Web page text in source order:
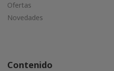
Ofertas
Novedades
Contenido